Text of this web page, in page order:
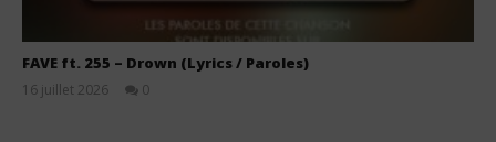
FAVE ft. 255 – Drown (Lyrics / Paroles)
16 juillet 2026
0